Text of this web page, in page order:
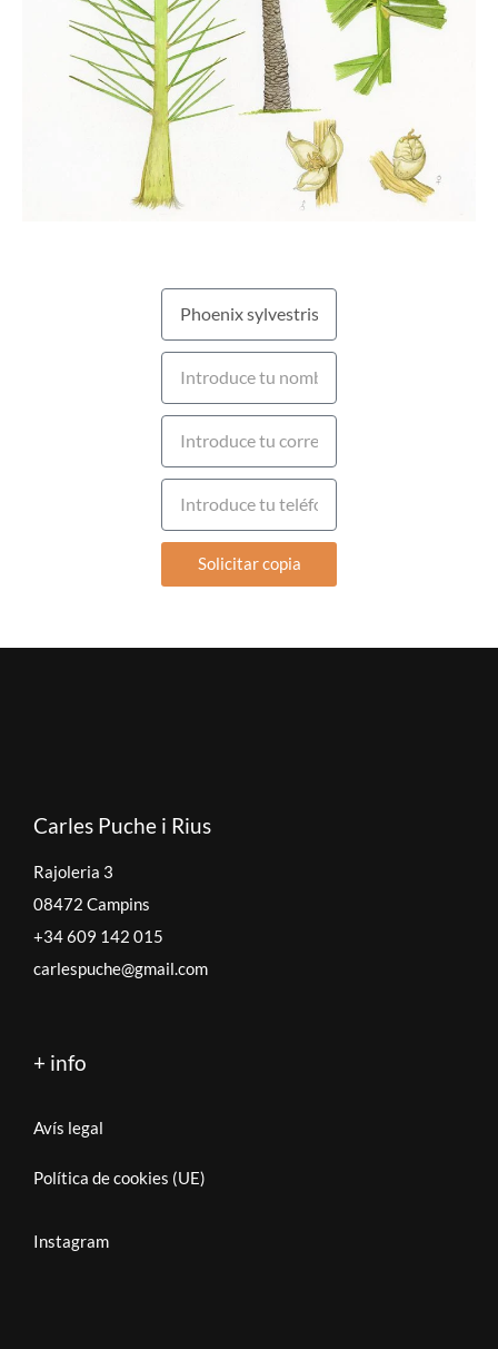
Solicitar copia
Carles Puche i Rius
Rajoleria 3
08472 Campins
+34 609 142 015
carlespuche@gmail.com
+ info
Avís legal
Política de cookies (UE)
Instagram